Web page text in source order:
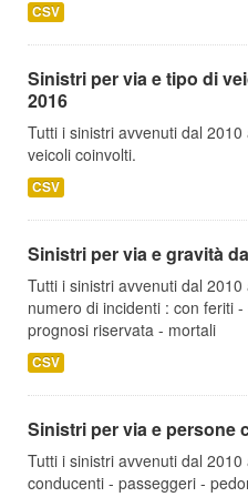
CSV
Sinistri per via e tipo di
2016
Tutti i sinistri avvenuti dal
veicoli coinvolti.
CSV
Sinistri per via e gravità
Tutti i sinistri avvenuti dal
numero di incidenti : con feriti
prognosi riservata - mortali
CSV
Sinistri per via e persone
Tutti i sinistri avvenuti dal
conducenti - passeggeri -